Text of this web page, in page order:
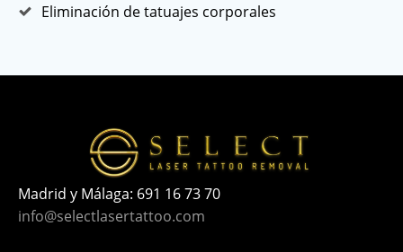
Eliminación de tatuajes corporales
Madrid y Málaga: 691 16 73 70
info@selectlasertattoo.com